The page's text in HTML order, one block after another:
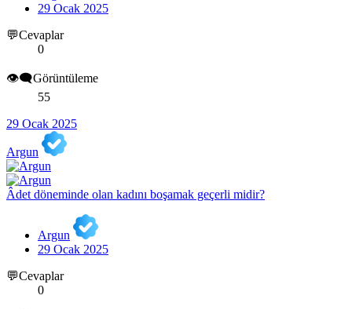
29 Ocak 2025
💬Cevaplar
0
👁️‍🗨️Görüntüleme
55
29 Ocak 2025
Argun
Âdet döneminde olan kadını boşamak geçerli midir?
Argun
29 Ocak 2025
💬Cevaplar
0